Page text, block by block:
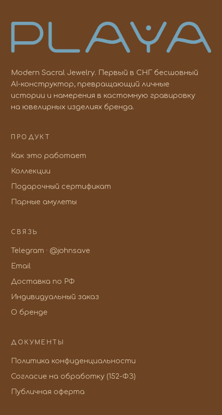
Modern Sacral Jewelry. Первый в СНГ бесшовный
AI-конструктор, превращающий личные
истории и намерения в кастомную гравировку
на ювелирных изделиях бренда.
ПРОДУКТ
Как это работает
Коллекции
Подарочный сертификат
Парные амулеты
СВЯЗЬ
Telegram · @johnsave
Email
Доставка по РФ
Индивидуальный заказ
О бренде
ДОКУМЕНТЫ
Политика конфиденциальности
Согласие на обработку (152-ФЗ)
Публичная оферта